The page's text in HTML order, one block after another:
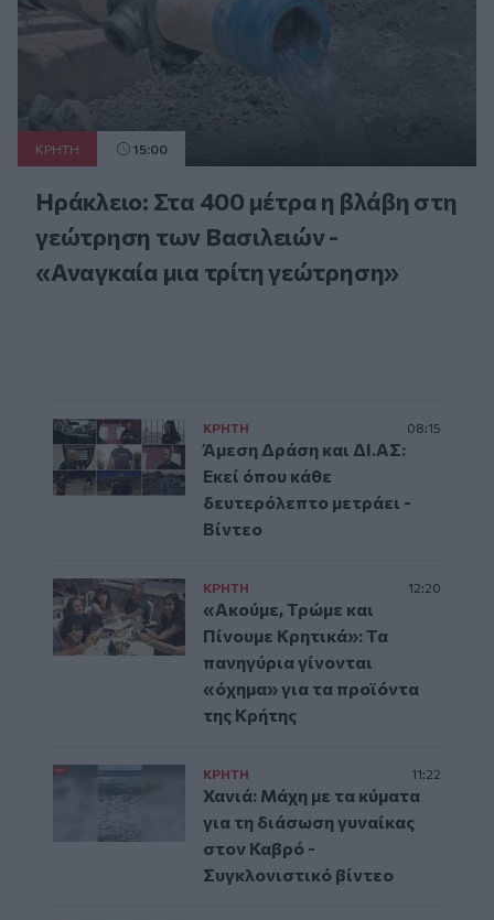
ΚΡΗΤΗ 15:00
Ηράκλειο: Στα 400 μέτρα η βλάβη στη
γεώτρηση των Βασιλειών -
«Αναγκαία μια τρίτη γεώτρηση»
ΚΡΗΤΗ 08:15
Άμεση Δράση και ΔΙ.ΑΣ:
Εκεί όπου κάθε
δευτερόλεπτο μετράει -
Βίντεο
ΚΡΗΤΗ 12:20
«Ακούμε, Τρώμε και
Πίνουμε Κρητικά»: Τα
πανηγύρια γίνονται
«όχημα» για τα προϊόντα
της Κρήτης
ΚΡΗΤΗ 11:22
Χανιά: Μάχη με τα κύματα
για τη διάσωση γυναίκας
στον Καβρό -
Συγκλονιστικό βίντεο